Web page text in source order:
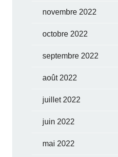
novembre 2022
octobre 2022
septembre 2022
août 2022
juillet 2022
juin 2022
mai 2022